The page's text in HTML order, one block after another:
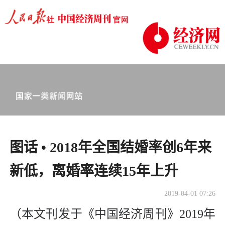
图话 • 2018年全国结婚率创6年来
新低，离婚率连续15年上升
2019-04-01 07:26
（本文刊发于《中国经济周刊》2019年